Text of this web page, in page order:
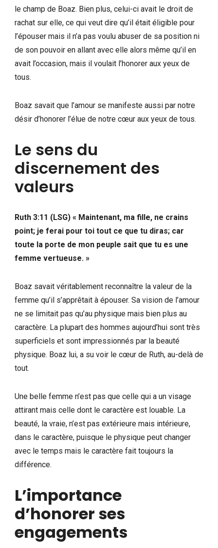
le champ de Boaz. Bien plus, celui-ci avait le droit de
rachat sur elle, ce qui veut dire qu’il était éligible pour
l’épouser mais il n’a pas voulu abuser de sa position ni
de son pouvoir en allant avec elle alors même qu’il en
avait l’occasion, mais il voulait l’honorer aux yeux de
tous.
Boaz savait que l’amour se manifeste aussi par notre
désir d’honorer l’élue de notre cœur aux yeux de tous.
Le sens du
discernement des
valeurs
Ruth 3:11 (LSG) « Maintenant, ma fille, ne crains
point; je ferai pour toi tout ce que tu diras; car
toute la porte de mon peuple sait que tu es une
femme vertueuse. »
Boaz savait véritablement reconnaître la valeur de la
femme qu’il s’apprêtait à épouser. Sa vision de l’amour
ne se limitait pas qu’au physique mais bien plus au
caractère. La plupart des hommes aujourd’hui sont très
superficiels et sont impressionnés par la beauté
physique. Boaz lui, a su voir le cœur de Ruth, au-delà de
tout.
Une belle femme n’est pas que celle qui a un visage
attirant mais celle dont le caractère est louable. La
beauté, la vraie, n’est pas extérieure mais intérieure,
dans le caractère, puisque le physique peut changer
avec le temps mais le caractère fait toujours la
différence.
L’importance
d’honorer ses
engagements